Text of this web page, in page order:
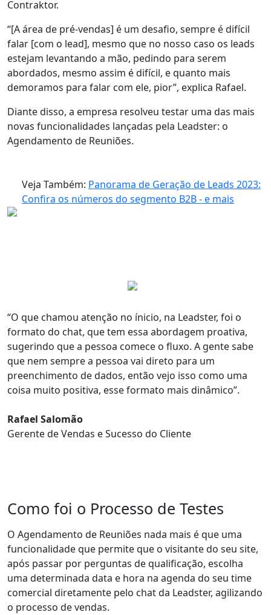
Contraktor.
“[A área de pré-vendas] é um desafio, sempre é difícil
falar [com o lead], mesmo que no nosso caso os leads
estejam levantando a mão, pedindo para serem
abordados, mesmo assim é difícil, equanto mais
demoramos para falar com ele, pior”, explica Rafael.
Diante disso, a empresa resolveu testar uma das mais
novas funcionalidades lançadas pela Leadster: o
Agendamento de Reuniões.
Veja Também: Panorama de Geração de Leads 2023:
Confira os números do segmento B2B - e mais
“O que chamou atenção no ínicio, na Leadster, foi o
formato do chat, que tem essa abordagem proativa,
sugerindo que a pessoa comece o fluxo. A gente sabe
que nem sempre a pessoa vai direto para um
preenchimento de dados, então vejo isso como uma
coisa muito positiva, esseformato mais dinâmico”.
Rafael Salomão
Gerente de Vendas e Sucesso do Cliente
Como foi o Processo de Testes
O Agendamento de Reuniões nada mais é que uma
funcionalidade que permite que o visitante do seu site,
após passar por perguntas de qualificação, escolha
uma determinada data e hora na agenda do seu time
comercial diretamente pelo chat da Leadster, agilizando
o processo de vendas.